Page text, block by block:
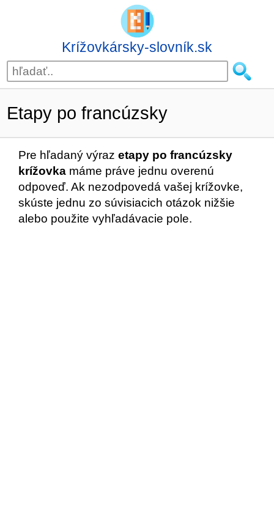
Krížovkársky-slovník.sk
Etapy po francúzsky
Pre hľadaný výraz etapy po francúzsky
krížovka máme práve jednu overenú
odpoveď. Ak nezodpovedá vašej krížovke,
skúste jednu zo súvisiacich otázok nižšie
alebo použite vyhľadávacie pole.